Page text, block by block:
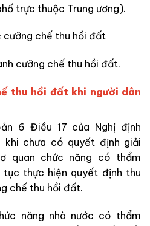
trực thuộc Trung ương).
cưỡng chế thu hồi đất
cưỡng chế thu hồi đất.
thu hồi đất khi người dân
6 Điều 17 của Nghị định
chưa có quyết định giải
quan chức năng có thẩm
thực hiện quyết định thu
chế thu hồi đất.
năng nhà nước có thẩm